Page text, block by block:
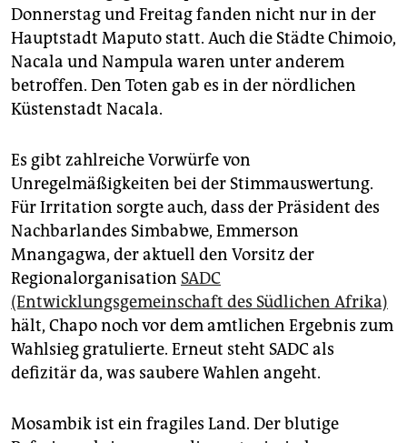
Donnerstag und Freitag fanden nicht nur in der
Hauptstadt Maputo statt. Auch die Städte Chimoio,
Nacala und Nampula waren unter anderem
betroffen. Den Toten gab es in der nördlichen
Küstenstadt Nacala.
Es gibt zahlreiche Vorwürfe von
Unregelmäßigkeiten bei der Stimmauswertung.
Für Irritation sorgte auch, dass der Präsident des
Nachbarlandes Simbabwe, Emmerson
Mnangagwa, der aktuell den Vorsitz der
Regionalorganisation SADC
(Entwicklungsgemeinschaft des Südlichen Afrika)
hält, Chapo noch vor dem amtlichen Ergebnis zum
Wahlsieg gratulierte. Erneut steht SADC als
defizitär da, was saubere Wahlen angeht.
Mosambik ist ein fragiles Land. Der blutige